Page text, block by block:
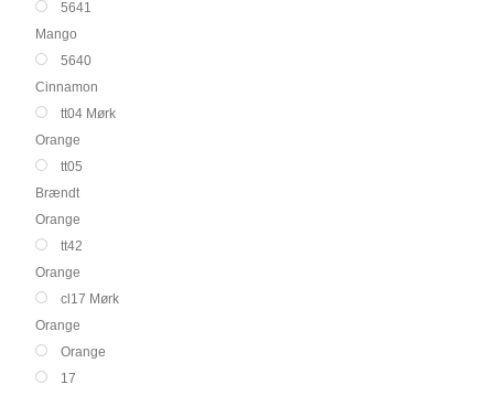
5641
Mango
5640
Cinnamon
tt04 Mørk
Orange
tt05
Brændt
Orange
tt42
Orange
cl17 Mørk
Orange
Orange
17